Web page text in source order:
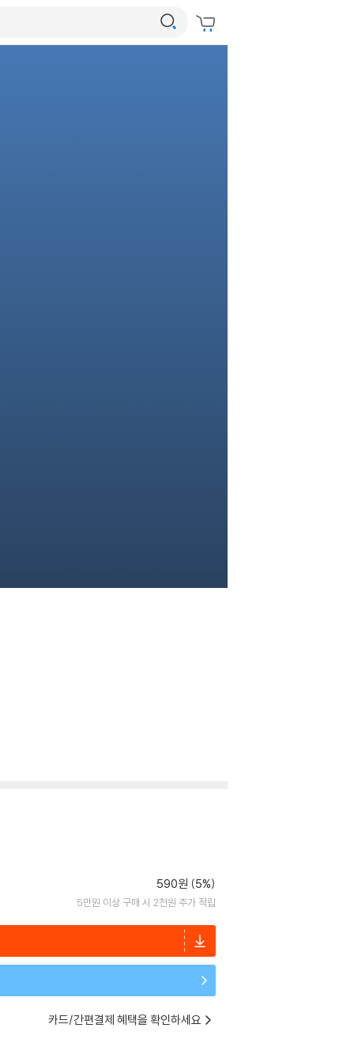
590원 (5%)
5만원 이상 구매 시 2천원 추가 적립
카드/간편결제 혜택을 확인하세요